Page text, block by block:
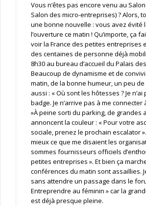
Vous n’êtes pas encore venu au Salon
Salon des micro-entreprises) ? Alors,
une bonne nouvelle : vous avez évité
l’ouverture ce matin ! Qu’importe, ça
voir la France des petites entreprises
des centaines de personne déjà
8h30 au bureau d’accueil du Palais
Beaucoup de dynamisme et de
matin, de la bonne humeur, un peu
aussi : « Où sont les hôtesses ? Je
badge. Je n’arrive pas à me connecter
»À peine sorti du parking, de grandes
annoncent la couleur : « Pour votre
sociale, prenez le prochain escalator
mieux ce que me disaient les
sommes fournisseurs officiels
petites entreprises ». Et bien ça
conférences du matin sont assaillies.
sans attendre un passage dans le
Entreprendre au féminin » car la
est déjà presque pleine.